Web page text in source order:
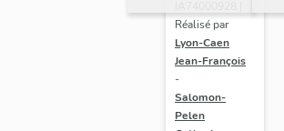
Réalisé par
Lyon-Caen
Jean-François
-
Salomon-
Pelen